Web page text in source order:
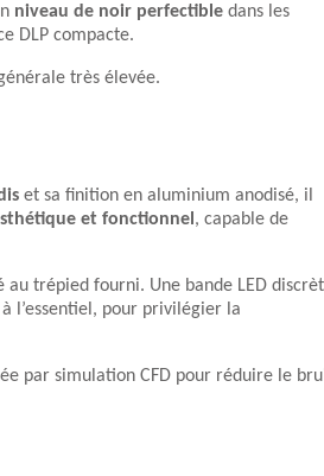
niveau de noir perfectible dans les
DLP compacte.
très élevée.
et sa finition en aluminium anodisé, il
et fonctionnel , capable de
trépied fourni. Une bande LED
l’essentiel, pour privilégier la
par simulation CFD pour réduire le